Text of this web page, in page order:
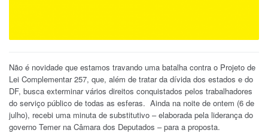
Não é novidade que estamos travando uma batalha contra o Projeto de
Lei Complementar 257, que, além de tratar da dívida dos estados e do
DF, busca exterminar vários direitos conquistados pelos trabalhadores
do serviço público de todas as esferas. Ainda na noite de ontem (6 de
julho), recebi uma minuta de substitutivo – elaborada pela liderança do
governo Temer na Câmara dos Deputados – para a proposta.